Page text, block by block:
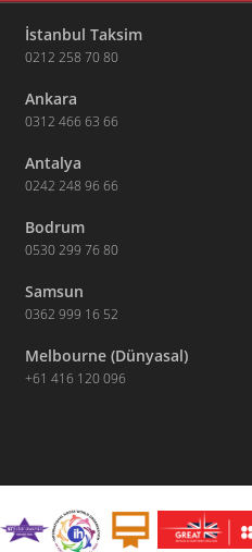
İstanbul Taksim
0212 258 70 80
Ankara
0312 466 63 66
Antalya
0242 248 96 66
Bodrum
0530 299 76 80
Samsun
0362 999 16 52
Melbourne (Dünyasal)
+61 416 120 096